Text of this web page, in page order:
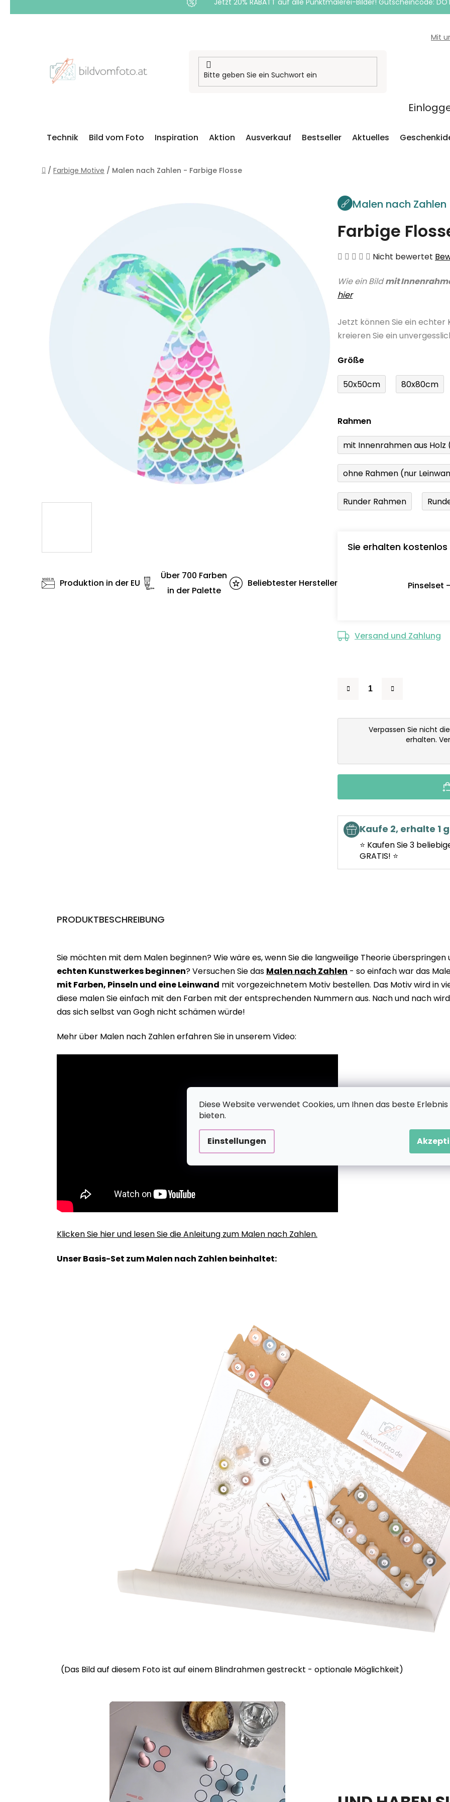
Diese Website verwendet Cookies, um Ihnen das beste Erlebnis
bieten.
Einstellungen
Jetzt 20% RABATT auf alle Punktmalerei-Bilder! Gutscheincode:
Mit
Technik Bild vom Foto Inspiration Aktion Ausverkauf Bestseller Aktuelles
Startseite
/ Farbige Motive / Malen nach Zahlen - Farbige Flosse
Malen nach Zahlen
Farbige
Die
Produktbewertung
von
5
Nicht bewertet
Wie ein Bildmit
hier
Jetzt können Sie ein echter
kreieren Sie ein
Größe
50x50cm 80x80cm
Rahmen
mit Innenrahmen aus
ohne Rahmen (nur
Runder Rahmen
Sie erhalten kostenlos
Pinselset
Versand und Zahlung
Verpassen Sie nicht
erhalten.
Kaufe 2, erhalte 1
⭐ Kaufen Sie 3
GRATIS! ⭐
Produktion in der EU
Über 700 Farben
in der Palette
Beliebtester Hersteller
PRODUKTBESCHREIBUNG
Sie möchten mit dem Malen beginnen? Wie wäre es, wenn Sie die langweilige Theorie überspringen
echten Kunstwerkes beginnen? Versuchen Sie das Malen nach Zahlen - so einfach war das
mit Farben, Pinseln und eine Leinwand mit vorgezeichnetem Motiv bestellen. Das Motiv wird in
diese malen Sie einfach mit den Farben mit der entsprechenden Nummern aus. Nach und nach
das sich selbst van Gogh nicht schämen würde!
Mehr über Malen nach Zahlen erfahren Sie in unserem Video:
Klicken Sie hier und lesen Sie die Anleitung zum Malen nach Zahlen.
Unser Basis-Set zum Malen nach Zahlen beinhaltet:
(Das Bild auf diesem Foto ist auf einem Blindrahmen gestreckt - optionale Möglichkeit)